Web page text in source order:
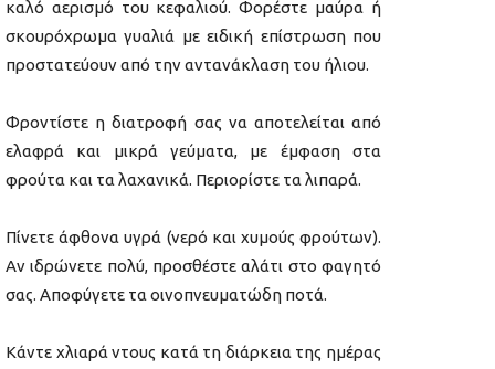
καλό αερισμό του κεφαλιού. Φορέστε μαύρα ή
σκουρόχρωμα γυαλιά με ειδική επίστρωση που
προστατεύουν από την αντανάκλαση του ήλιου.
Φροντίστε η διατροφή σας να αποτελείται από
ελαφρά και μικρά γεύματα, με έμφαση στα
φρούτα και τα λαχανικά. Περιορίστε τα λιπαρά.
Πίνετε άφθονα υγρά (νερό και χυμούς φρούτων).
Αν ιδρώνετε πολύ, προσθέστε αλάτι στο φαγητό
σας. Αποφύγετε τα οινοπνευματώδη ποτά.
Κάντε χλιαρά ντους κατά τη διάρκεια της ημέρας